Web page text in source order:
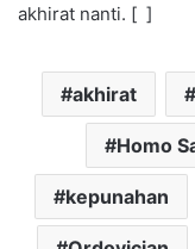
akhirat nanti. [ ]
akhirat
Homo
kepunahan